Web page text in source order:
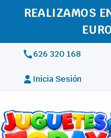
REALIZAMOS
626 320 168
Inicia Sesión